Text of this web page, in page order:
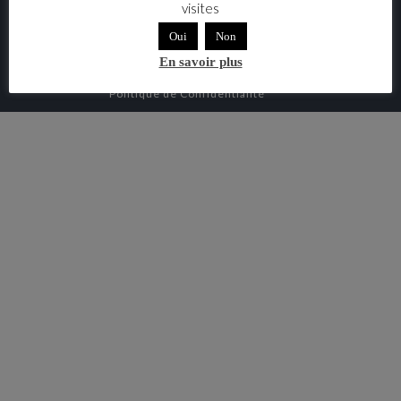
Mentions légales
Politique de Confidentialité
visites
Oui Non
En savoir plus